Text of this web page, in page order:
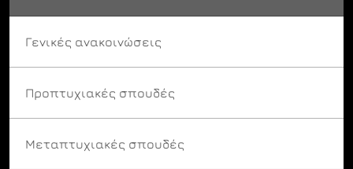
Γενικές ανακοινώσεις
Προπτυχιακές σπουδές
Μεταπτυχιακές σπουδές